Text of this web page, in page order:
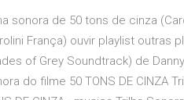
sonora de 50 tons de cinza
França) ouvir playlist outras
of Grey Soundtrack) de
do filme 50 TONS DE CINZA